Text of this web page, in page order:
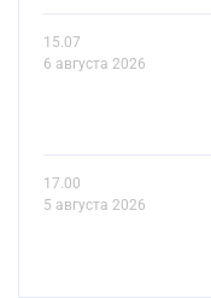
15.07
6 августа 2026
17.00
5 августа 2026